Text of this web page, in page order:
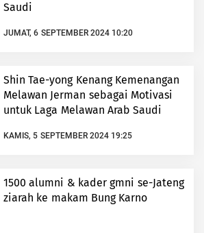
Saudi
JUMAT, 6 SEPTEMBER 2024 10:20
Shin Tae-yong Kenang Kemenangan
Melawan Jerman sebagai Motivasi
untuk Laga Melawan Arab Saudi
KAMIS, 5 SEPTEMBER 2024 19:25
1500 alumni & kader gmni se-Jateng
ziarah ke makam Bung Karno